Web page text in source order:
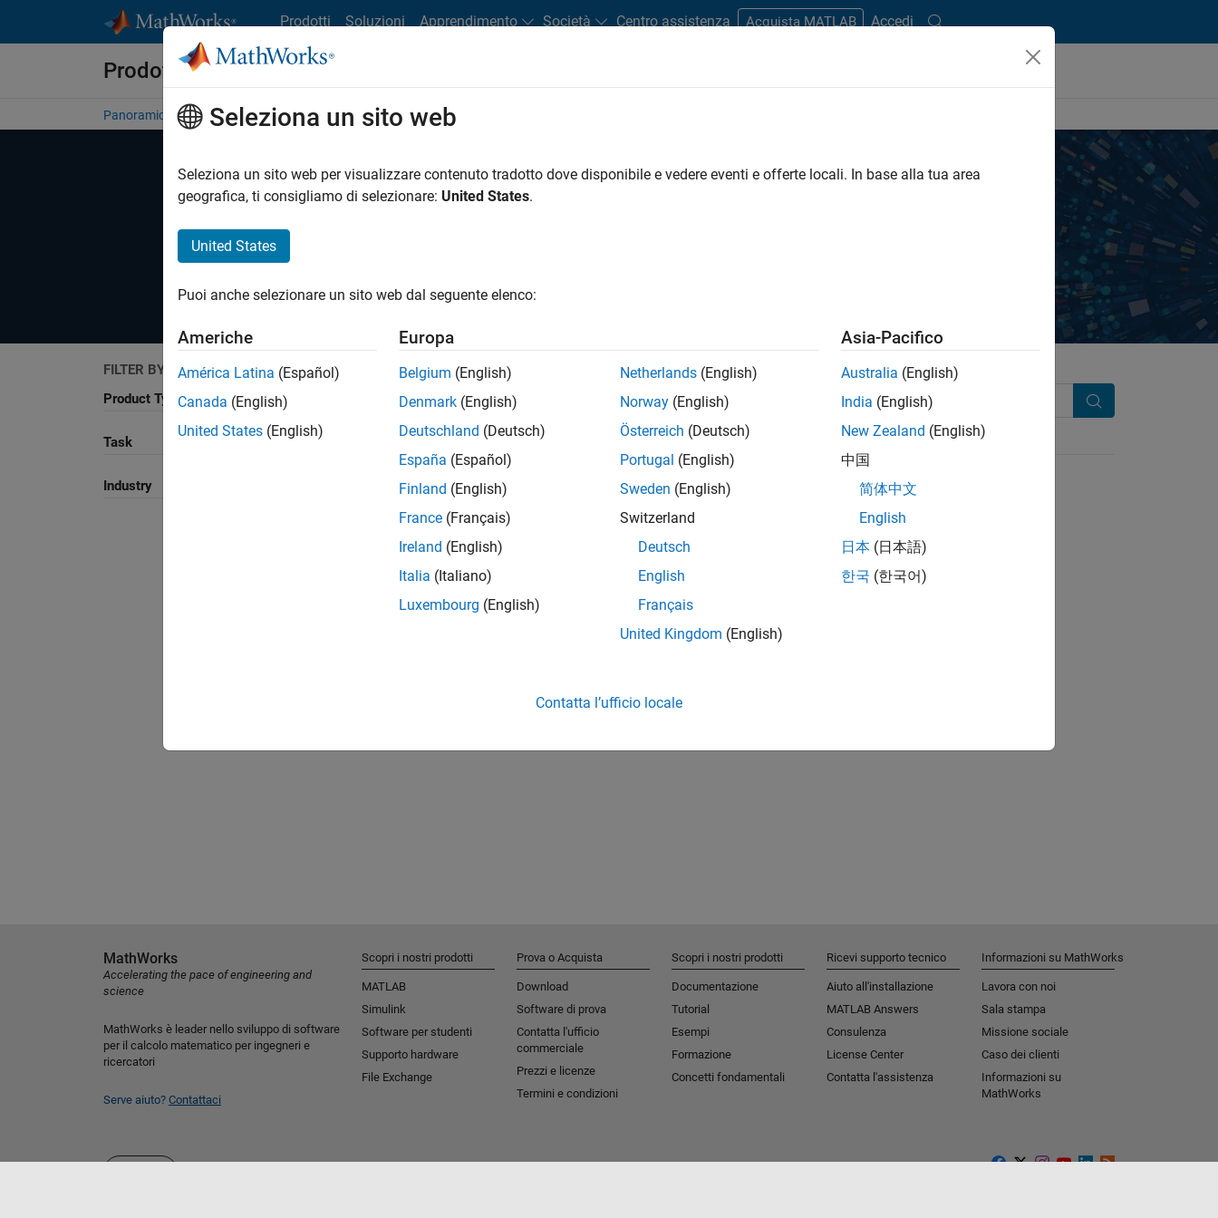
Prodotti Soluzioni Apprendimento Società Centro assistenza Acquista MATLAB Accedi
Prodotti e servizi Terze-Parti
Panoramica Become a Partner Ricerca di prodotti Search Services
Search Third-Party Products
Explore software and hardware products that complement MATLAB and Simulink, sold and supported by independent, third-party providers.
FILTER BY
Product Type
Task
Industry
Search
Seleziona un sito web
Seleziona un sito web per visualizzare contenuto tradotto dove disponibile e vedere eventi e offerte locali. In base alla tua area
geografica, ti consigliamo di selezionare: United States.
United States
Puoi anche selezionare un sito web dal seguente elenco:
Americhe
América Latina (Español)
Canada (English)
United States (English)
Europa
Belgium (English)
Denmark (English)
Deutschland (Deutsch)
España (Español)
Finland (English)
France (Français)
Ireland (English)
Italia (Italiano)
Luxembourg (English)
Netherlands (English)
Norway (English)
Österreich (Deutsch)
Portugal (English)
Sweden (English)
Switzerland
Deutsch
English
Français
United Kingdom (English)
Asia-Pacifico
Australia (English)
India (English)
New Zealand (English)
中国
简体中文
English
日本 (日本語)
한국 (한국어)
Contatta l’ufficio locale
MathWorks
Accelerating the pace of engineering and
science
MathWorks è leader nello sviluppo di software
per il calcolo matematico per ingegneri e
ricercatori
Serve aiuto? Contattaci
Scopri i nostri prodotti
MATLAB
Simulink
Software per studenti​
Supporto hardware
File Exchange
Prova o Acquista
Download
Software di prova
Contatta l'ufficio
commerciale
Prezzi e licenze
Termini e condizioni
Scopri i nostri prodotti
Documentazione
Tutorial
Esempi
Formazione
Concetti fondamentali
Ricevi supporto tecnico
Aiuto all'installazione
MATLAB Answers
Consulenza
License Center
Contatta l'assistenza
Informazioni su MathWorks
Lavora con noi
Sala stampa
Missione sociale​
Caso dei clienti
Informazioni su
MathWorks